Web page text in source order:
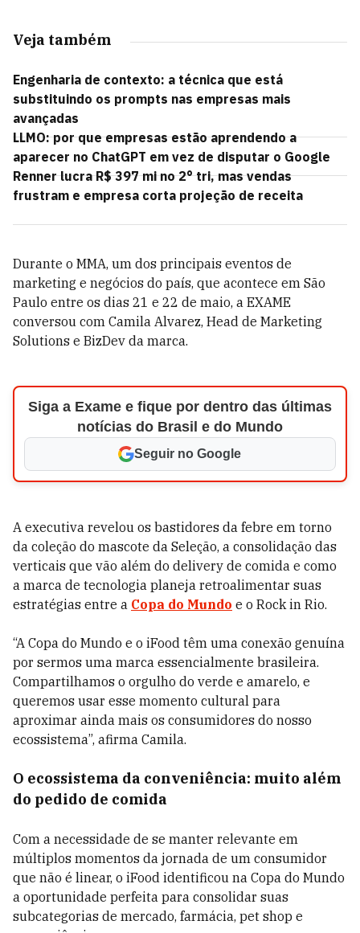
Veja também
Engenharia de contexto: a técnica que está
substituindo os prompts nas empresas mais
avançadas
LLMO: por que empresas estão aprendendo a
aparecer no ChatGPT em vez de disputar o Google
Renner lucra R$ 397 mi no 2° tri, mas vendas
frustram e empresa corta projeção de receita
Durante o MMA, um dos principais eventos de
marketing e negócios do país, que acontece em São
Paulo entre os dias 21 e 22 de maio, a EXAME
conversou com Camila Alvarez, Head de Marketing
Solutions e BizDev da marca.
Siga a Exame e fique por dentro das últimas
notícias do Brasil e do Mundo
Seguir no Google
A executiva revelou os bastidores da febre em torno
da coleção do mascote da Seleção, a consolidação das
verticais que vão além do delivery de comida e como
a marca de tecnologia planeja retroalimentar suas
estratégias entre a Copa do Mundo e o Rock in Rio.
“A Copa do Mundo e o iFood têm uma conexão genuína
por sermos uma marca essencialmente brasileira.
Compartilhamos o orgulho do verde e amarelo, e
queremos usar esse momento cultural para
aproximar ainda mais os consumidores do nosso
ecossistema”, afirma Camila.
O ecossistema da conveniência: muito além
do pedido de comida
Com a necessidade de se manter relevante em
múltiplos momentos da jornada de um consumidor
que não é linear, o iFood identificou na Copa do Mundo
a oportunidade perfeita para consolidar suas
subcategorias de mercado, farmácia, pet shop e